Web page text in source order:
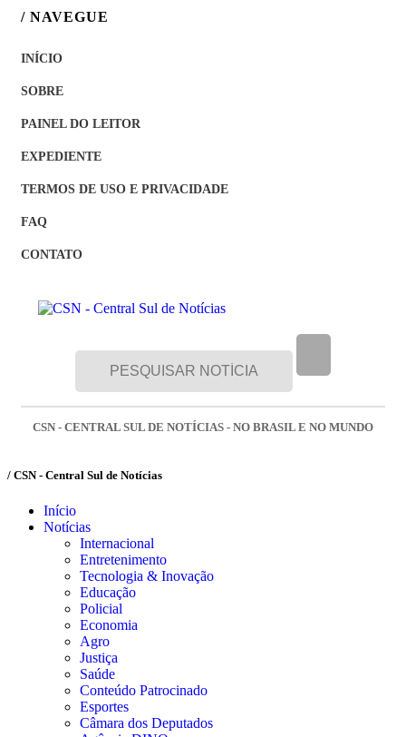
/ NAVEGUE
INÍCIO
SOBRE
PAINEL DO LEITOR
EXPEDIENTE
TERMOS DE USO E PRIVACIDADE
FAQ
CONTATO
CSN - CENTRAL SUL DE NOTÍCIAS - NO BRASIL E NO MUNDO
/ CSN - Central Sul de Notícias
Início
Notícias
Internacional
Entretenimento
Tecnologia & Inovação
Educação
Policial
Economia
Agro
Justiça
Saúde
Conteúdo Patrocinado
Esportes
Câmara dos Deputados